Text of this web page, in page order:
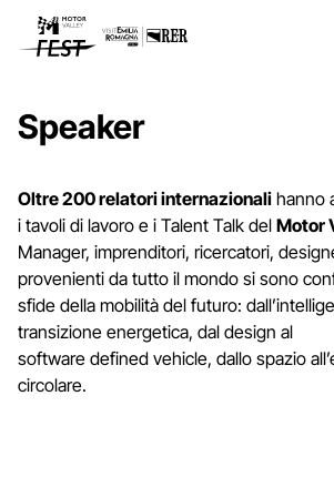
Speaker
Oltre 200 relatori internazionalihanno
i tavoli di lavoro e i Talent Talk del Motor
Manager, imprenditori, ricercatori,
provenienti da tutto il mondo si sono
sfide della mobilità del futuro:
transizione energetica, dal design al
software defined vehicle, dallo spazio
circolare.